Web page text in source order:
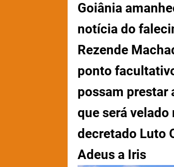
Goiânia
notícia do
Rezende
ponto
possam prestar
que será
decretado Luto
Adeus a Iris